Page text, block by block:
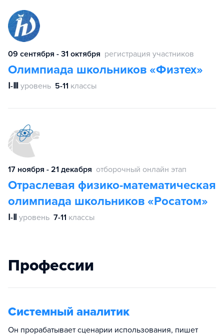
09 сентября - 31 октября регистрация участников
Олимпиада школьников «Физтех»
Ⅰ-Ⅲ уровень 5-11 классы
17 ноября - 21 декабря отборочный онлайн этап
Отраслевая физико-математическая
олимпиада школьников «Росатом»
Ⅰ-Ⅱ уровень 7-11 классы
Профессии
Системный аналитик
Он прорабатывает сценарии использования, пишет